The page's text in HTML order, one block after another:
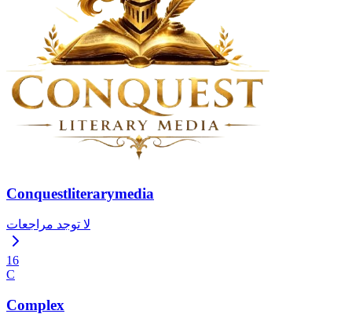
Conquestliterarymedia
لا توجد مراجعات
16
C
Complex